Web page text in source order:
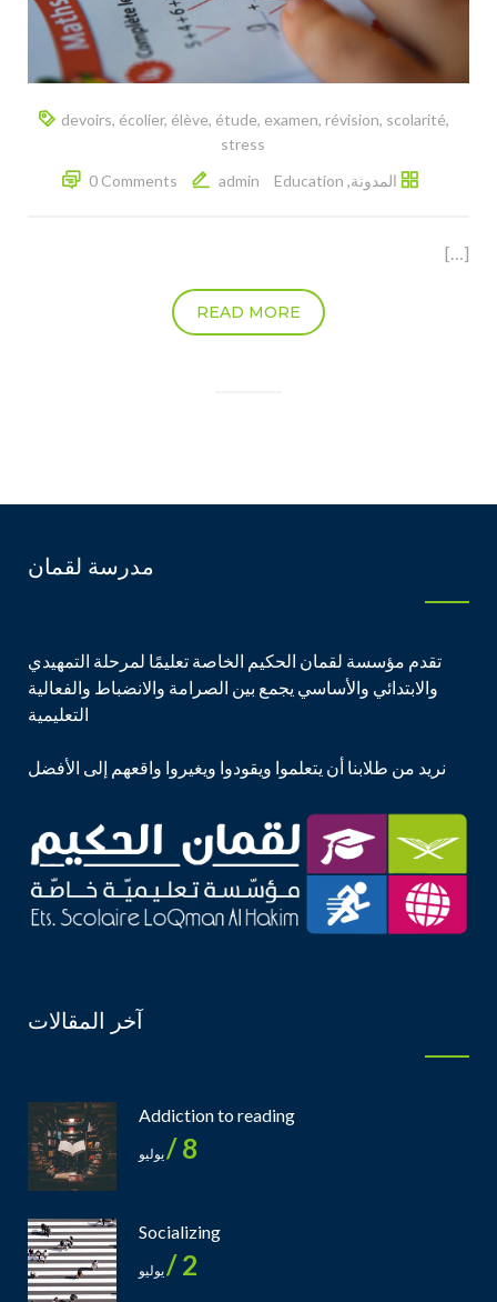
devoirs, écolier, élève, étude, examen, révision, scolarité,
stress
المدونة,
Education
admin
0 Comments
[…]
READ MORE
مدرسة لقمان
تقدم مؤسسة لقمان الحكيم الخاصة تعليمًا لمرحلة التمهيدي
والابتدائي والأساسي يجمع بين الصرامة والانضباط والفعالية
التعليمية
نريد من طلابنا أن يتعلموا ويقودوا ويغيروا واقعهم إلى الأفضل
آخر المقالات
Addiction to reading
8 / يوليو
Socializing
2 / يوليو